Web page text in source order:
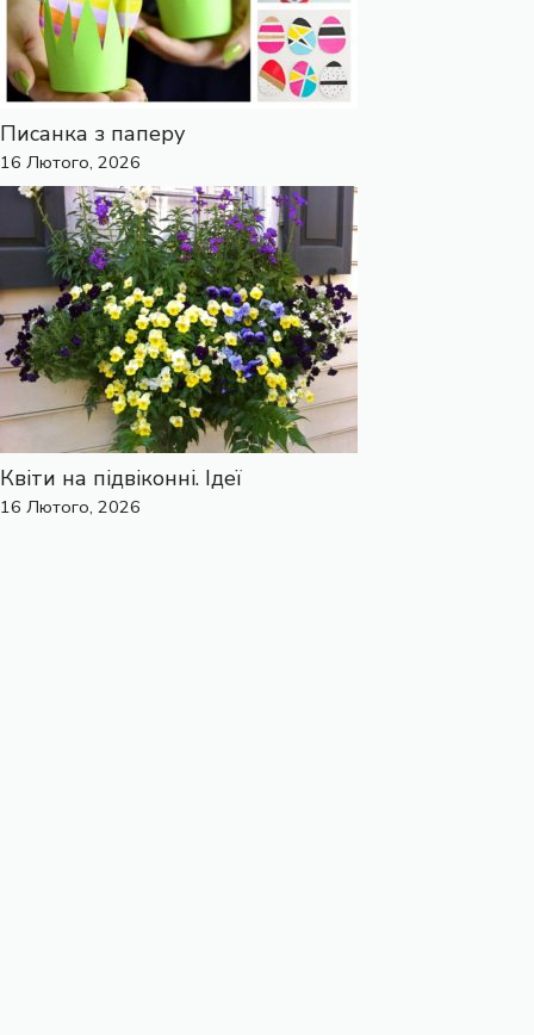
Писанка з паперу
16 Лютого, 2026
Квіти на підвіконні. Ідеї
16 Лютого, 2026